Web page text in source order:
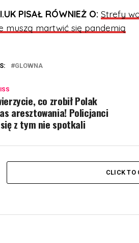
PISAŁ RÓWNIEŻ O: Strefy
muszą martwić się pandemią
GLOWNA
co zrobił Polak
aresztowania! Policjanci
z tym nie spotkali
CLICK TO